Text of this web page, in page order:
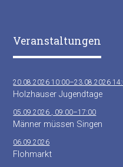
Veranstaltungen
20.08.2026 10:00–23.08.2026
Holzhauser Jugendtage
05.09.2026 , 09:00–17:00
Männer müssen Singen
06.09.2026
Flohmarkt